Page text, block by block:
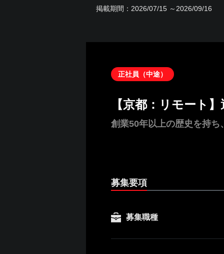
掲載期間： 2026/07/15 ～2026/09/16
正社員（中途）
【京都：リモート
創業50年以上の歴史を持
募集要項
募集職種